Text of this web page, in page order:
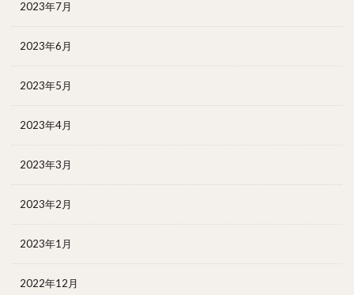
2023年7月
2023年6月
2023年5月
2023年4月
2023年3月
2023年2月
2023年1月
2022年12月